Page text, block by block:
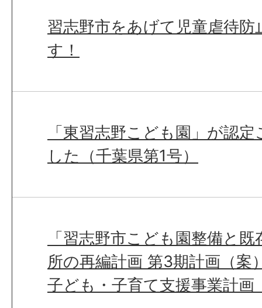
習志野市をあげて児童虐待防
す！
「東習志野こども園」が認
した（千葉県第1号）
「習志野市こども園整備と
所の再編計画 第3期計画（案
子ども・子育て支援事業計画